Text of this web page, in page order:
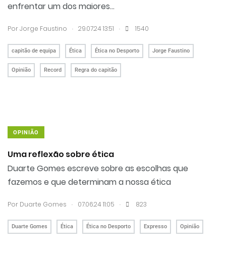
enfrentar um dos maiores...
PorJorge Faustino . 29.07.24 13:51 . 1540
capitão de equipa Ética Ética no Desporto Jorge Faustino
Opinião Record Regra do capitão
OPINIÃO
Uma reflexão sobre ética
Duarte Gomes escreve sobre as escolhas que
fazemos e que determinam a nossa ética
Por Duarte Gomes . 07.06.24 11:05 . 823
Duarte Gomes Ética Ética no Desporto Expresso Opinião